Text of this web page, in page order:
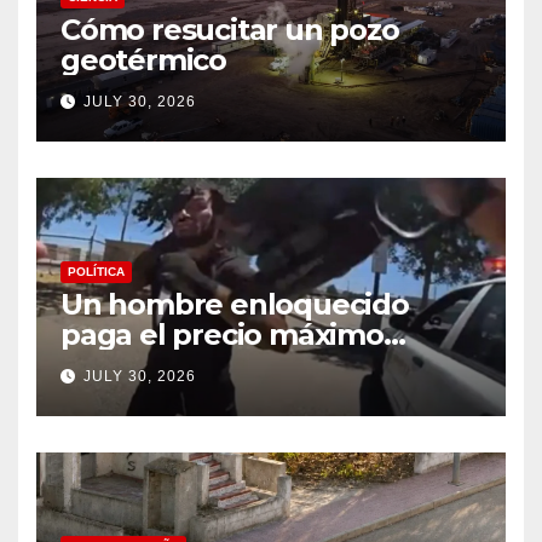
Cómo resucitar un pozo
geotérmico
JULY 30, 2026
POLÍTICA
Un hombre enloquecido
paga el precio máximo
después de llevar un cuchillo
a un tiroteo con agentes del
condado de Los Ángeles
(VIDEO) * The Gateway
Pundit * por Cullen
Linebarger
JULY 30, 2026